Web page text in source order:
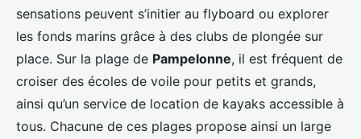
sensations peuvent s’initier au flyboard ou explorer
les fonds marins grâce à des clubs de plongée sur
place. Sur la plage de Pampelonne, il est fréquent de
croiser des écoles de voile pour petits et grands,
ainsi qu’un service de location de kayaks accessible à
tous. Chacune de ces plages propose ainsi un large